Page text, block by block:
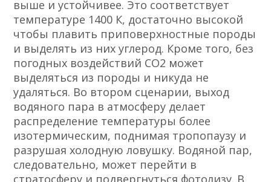
выше и устойчивее. Это соответствует
температуре 1400 К, достаточно высокой
чтобы плавить приповерхностные породы
и выделять из них углерод. Кроме того, без
погодных воздействий CO2 может
выделяться из породы и никуда не
удаляться. Во втором сценарии, выход
водяного пара в атмосферу делает
распределение температуры более
изотермическим, поднимая тропопаузу и
разрушая холодную ловушку. Водяной пар,
следовательно, может перейти в
стратосферу и подвергнуться фотолизу. В